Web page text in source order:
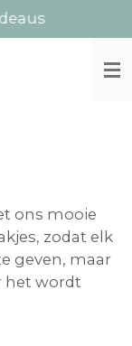
ons mooie
zodat elk
geven, maar
het wordt